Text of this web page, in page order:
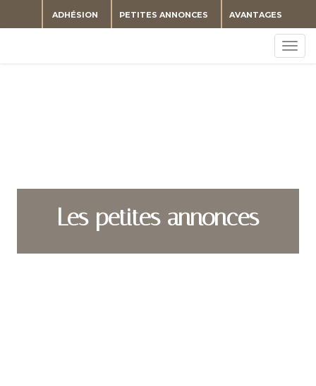
AVANTAGES
PETITES ANNONCES
ADHÉSION
Les petites annonces